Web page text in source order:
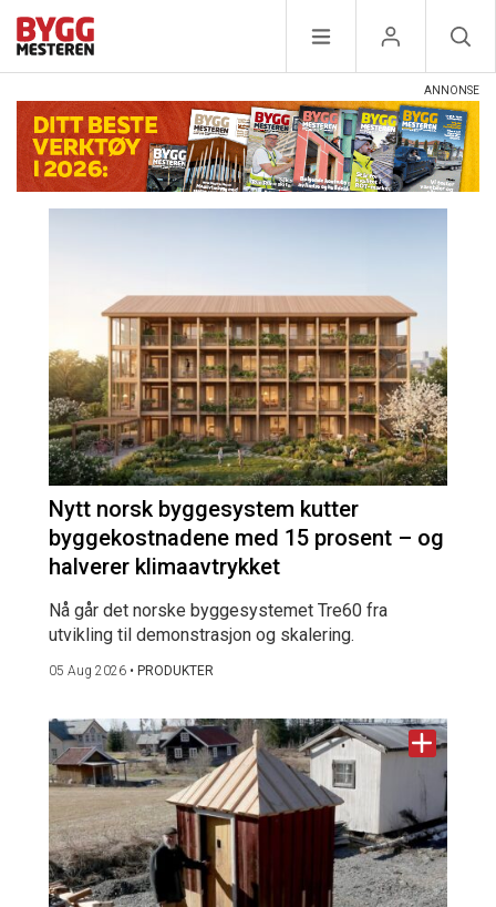
Nytt norsk byggesystem kutter
byggekostnadene med 15 prosent – og
halverer klimaavtrykket
Nå går det norske byggesystemet Tre60 fra
utvikling til demonstrasjon og skalering.
05 Aug 2026 • PRODUKTER